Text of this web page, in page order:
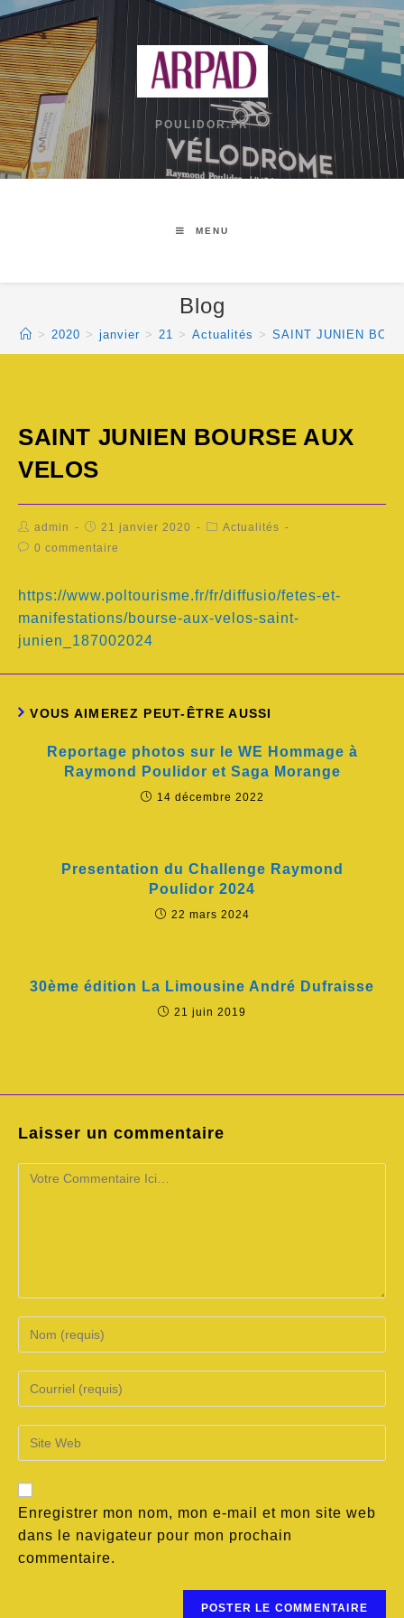
POULIDOR.FR
MENU
Blog
> 2020 > janvier > 21 > Actualités > SAINT JUNIEN
SAINT JUNIEN BOURSE AUX
VELOS
admin 21 janvier 2020
Actualités
0 commentaire
https://www.poltourisme.fr/fr/diffusio/fetes-et-
manifestations/bourse-aux-velos-saint-
junien_187002024
VOUS AIMEREZ PEUT-ÊTRE AUSSI
Reportage photos sur le WE Hommage à
Raymond Poulidor et Saga Morange
14 décembre 2022
Presentation du Challenge Raymond
Poulidor 2024
22 mars 2024
30ème édition La Limousine André Dufraisse
21 juin 2019
Laisser un commentaire
Enregistrer mon nom, mon e-mail et mon site web
dans le navigateur pour mon prochain
commentaire.